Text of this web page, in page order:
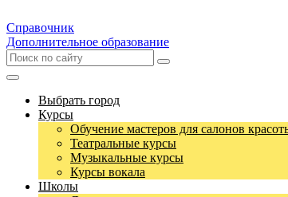
Справочник
Дополнительное образование
Выбрать город
Курсы
Обучение мастеров для салонов
Театральные курсы
Музыкальные курсы
Курсы вокала
Школы